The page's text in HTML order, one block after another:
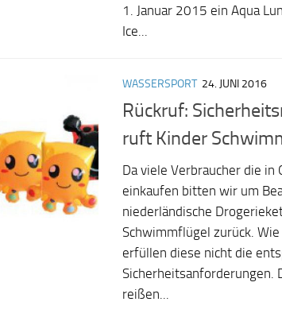
1. Januar 2015 ein Aqua
Ice...
WASSERSPORT 24. JUNI 2016
Rückruf:
ruft Kinder
Da viele Verbraucher die in
einkaufen bitten wir um
niederländische
Schwimmflügel zurück.
erfüllen diese nicht die
Sicherheitsanforderungen.
reißen...